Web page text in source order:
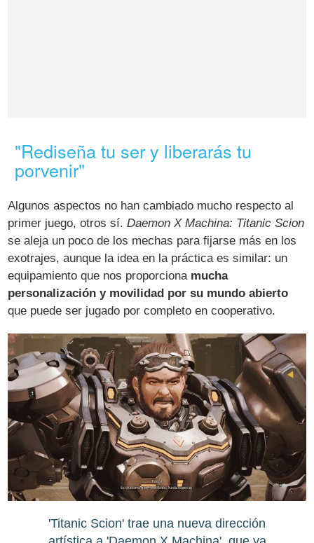
"Rediseña tu ser y liberarás tu
porvenir"
Algunos aspectos no han cambiado mucho respecto al
primer juego, otros sí.Daemon X Machina: Titanic Scion
se aleja un poco de los mechas para fijarse más en los
exotrajes, aunque la idea en la práctica es similar: un
equipamiento que nos proporciona mucha
personalización y movilidad por su mundo abierto
que puede ser jugado por completo en cooperativo.
'Titanic Scion' trae una nueva dirección